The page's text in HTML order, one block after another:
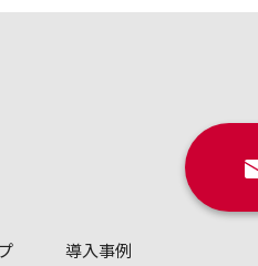
導入事例